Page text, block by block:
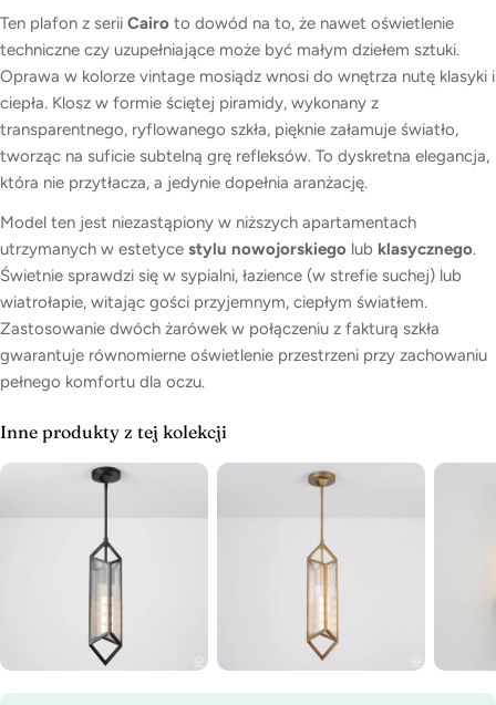
Ten plafon z serii Cairo to dowód na to, że nawet oświetlenie
techniczne czy uzupełniające może być małym dziełem sztuki.
Oprawa w kolorze vintage mosiądz wnosi do wnętrza nutę klasyki i
ciepła. Klosz w formie ściętej piramidy, wykonany z
transparentnego, ryflowanego szkła, pięknie załamuje światło,
tworząc na suficie subtelną grę refleksów. To dyskretna elegancja,
która nie przytłacza, a jedynie dopełnia aranżację.
Model ten jest niezastąpiony w niższych apartamentach
utrzymanych w estetyce stylu nowojorskiego lub klasycznego.
Świetnie sprawdzi się w sypialni, łazience (w strefie suchej) lub
wiatrołapie, witając gości przyjemnym, ciepłym światłem.
Zastosowanie dwóch żarówek w połączeniu z fakturą szkła
gwarantuje równomierne oświetlenie przestrzeni przy zachowaniu
pełnego komfortu dla oczu.
Inne produkty z tej kolekcji